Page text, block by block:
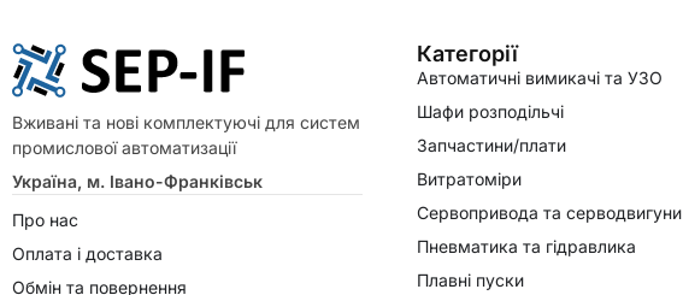
Вживані та нові комплектуючі для систем
промислової автоматизації
Україна, м. Івано-Франківськ
Про нас
Оплата і доставка
Обмін та повернення
Категорії
Автоматичні вимикачі та УЗО
Шафи розподільчі
Запчастини/плати
Витратоміри
Сервопривода та серводвигуни
Пневматика та гідравлика
Плавні пуски